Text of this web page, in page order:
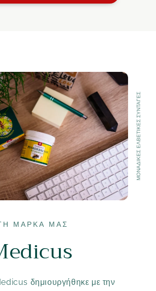
ΜΟΝΑΔΙΚΕΣ ΕΛΒΕΤΙΚΕΣ ΣΥΝΤΑΓΕΣ
ΜΆΡΚΑ ΜΑΣ
δημιουργήθηκε με την